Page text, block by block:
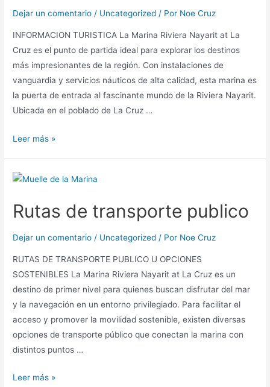
Dejar un comentario / Uncategorized / Por Noe Cruz
INFORMACION TURISTICA La Marina Riviera Nayarit at La
Cruz es el punto de partida ideal para explorar los destinos
más impresionantes de la región. Con instalaciones de
vanguardia y servicios náuticos de alta calidad, esta marina es
la puerta de entrada al fascinante mundo de la Riviera Nayarit.
Ubicada en el poblado de La Cruz …
Leer más »
Rutas de transporte publico
Dejar un comentario / Uncategorized / Por Noe Cruz
RUTAS DE TRANSPORTE PUBLICO U OPCIONES
SOSTENIBLES La Marina Riviera Nayarit at La Cruz es un
destino de primer nivel para quienes buscan disfrutar del mar
y la navegación en un entorno privilegiado. Para facilitar el
acceso y promover la movilidad sostenible, existen diversas
opciones de transporte público que conectan la marina con
distintos puntos …
Leer más »